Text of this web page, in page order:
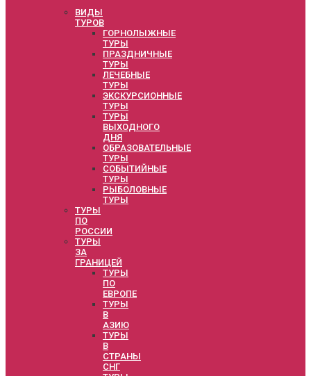
ВИДЫ
ТУРОВ
ГОРНОЛЫЖНЫЕ
ТУРЫ
ПРАЗДНИЧНЫЕ
ТУРЫ
ЛЕЧЕБНЫЕ
ТУРЫ
ЭКСКУРСИОННЫЕ
ТУРЫ
ТУРЫ
ВЫХОДНОГО
ДНЯ
ОБРАЗОВАТЕЛЬНЫЕ
ТУРЫ
СОБЫТИЙНЫЕ
ТУРЫ
РЫБОЛОВНЫЕ
ТУРЫ
ТУРЫ
ПО
РОССИИ
ТУРЫ
ЗА
ГРАНИЦЕЙ
ТУРЫ
ПО
ЕВРОПЕ
ТУРЫ
В
АЗИЮ
ТУРЫ
В
СТРАНЫ
СНГ